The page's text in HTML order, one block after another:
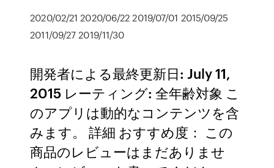
2020/02/21 2020/06/22 2019/07/01 2015/09/25
2011/09/27 2019/11/30
開発者による最終更新日: July 11,
2015 レーティング: 全年齢対象 こ
のアプリは動的なコンテンツを含
みます。 詳細 おすすめ度： この
商品のレビューはまだありませ